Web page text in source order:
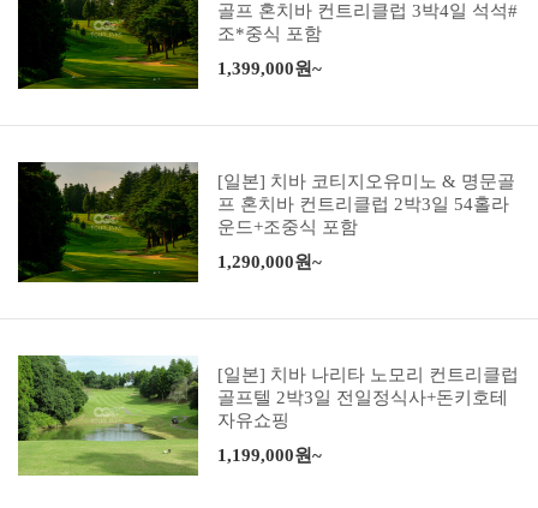
골프 혼치바 컨트리클럽 3박4일 석석#
조*중식 포함
1,399,000원~
[일본] 치바 코티지오유미노 & 명문골
프 혼치바 컨트리클럽 2박3일 54홀라
운드+조중식 포함
1,290,000원~
[일본] 치바 나리타 노모리 컨트리클럽
골프텔 2박3일 전일정식사+돈키호테
자유쇼핑
1,199,000원~